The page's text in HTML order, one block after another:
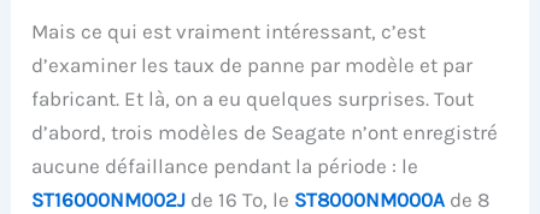
Mais ce qui est vraiment intéressant, c’est
d’examiner les taux de panne par modèle et par
fabricant. Et là, on a eu quelques surprises. Tout
d’abord, trois modèles de Seagate n’ont enregistré
aucune défaillance pendant la période : le
ST16000NM002J de 16 To, le ST8000NM000A de 8